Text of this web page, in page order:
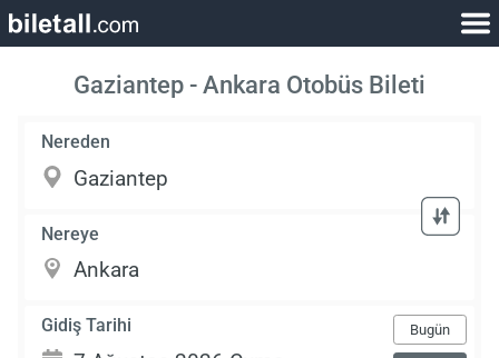
Gaziantep - Ankara Otobüs Bileti
Nereden
Nereye
Gidiş Tarihi Bugün